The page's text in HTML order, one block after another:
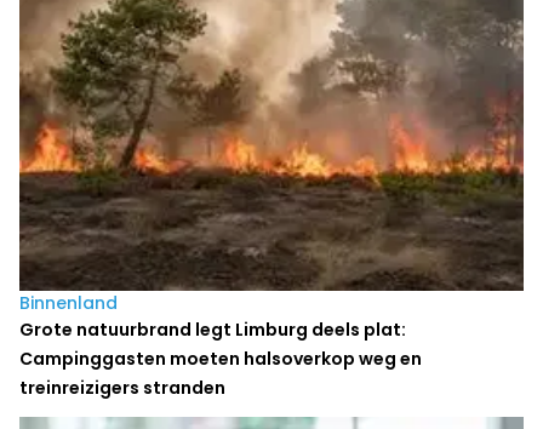
Binnenland
Grote natuurbrand legt Limburg deels plat:
Campinggasten moeten halsoverkop weg en
treinreizigers stranden